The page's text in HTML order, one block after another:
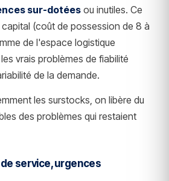
sur-dotéesou inutiles. Ce
(coût de possession de 8 à
de l'espace logistique
vrais problèmes de fiabilité
de la demande.
les surstocks, on libère du
des problèmes qui restaient
service, urgences